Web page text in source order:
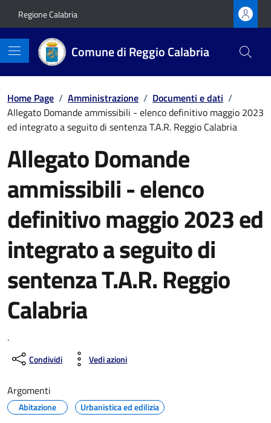
Regione Calabria
Comune di Reggio Calabria
Home Page / Amministrazione / Documenti e dati /
Allegato Domande ammissibili - elenco definitivo maggio 2023
ed integrato a seguito di sentenza T.A.R. Reggio Calabria
Allegato Domande
ammissibili - elenco
definitivo maggio 2023 ed
integrato a seguito di
sentenza T.A.R. Reggio
Calabria
.
Condividi Vedi azioni
Argomenti
Abitazione Urbanistica ed edilizia